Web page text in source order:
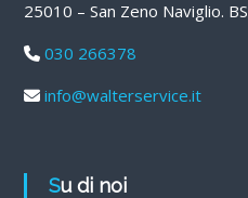
25010 – San Zeno Naviglio. BS
030 266378
info@walterservice.it
Su di noi